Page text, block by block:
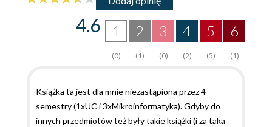
6
(1)
5
(5)
4
(2)
3
(0)
2
(1)
1
(0)
4.6
Książka ta jest dla mnie niezastąpiona przez 4
semestry (1xUC i 3xMikroinformatyka). Gdyby do
innych przedmiotów też były takie książki (i za taka